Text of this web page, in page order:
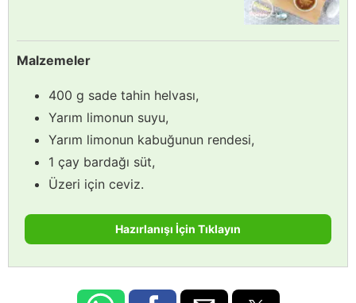
Malzemeler
400 g sade tahin helvası,
Yarım limonun suyu,
Yarım limonun kabuğunun rendesi,
1 çay bardağı süt,
Üzeri için ceviz.
Hazırlanışı İçin Tıklayın